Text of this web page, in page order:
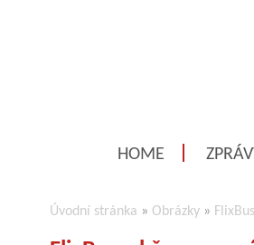
HOME
Úvodní stránka » Obrázky »